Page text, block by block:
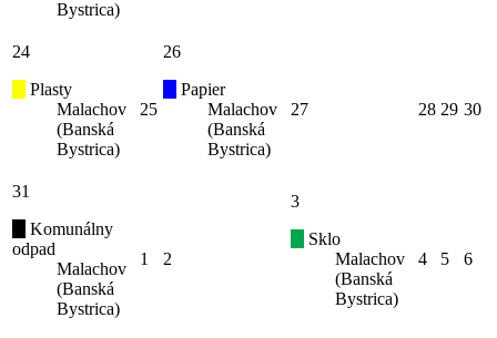
Bystrica)
24
Plasty
Malachov
(Banská
Bystrica)
25
26
Papier
Malachov
(Banská
Bystrica)
27 28 29 30
31
Komunálny
odpad
Malachov
(Banská
Bystrica)
1 2
3
Sklo
Malachov
(Banská
Bystrica)
4 5 6